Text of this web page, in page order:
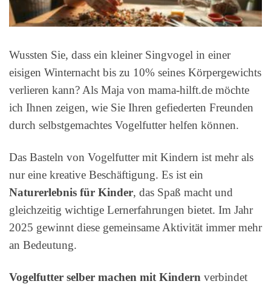
Wussten Sie, dass ein kleiner Singvogel in einer
eisigen Winternacht bis zu 10% seines Körpergewichts
verlieren kann? Als Maja von mama-hilft.de möchte
ich Ihnen zeigen, wie Sie Ihren gefiederten Freunden
durch selbstgemachtes Vogelfutter helfen können.
Das Basteln von Vogelfutter mit Kindern ist mehr als
nur eine kreative Beschäftigung. Es ist ein
Naturerlebnis für Kinder, das Spaß macht und
gleichzeitig wichtige Lernerfahrungen bietet. Im Jahr
2025 gewinnt diese gemeinsame Aktivität immer mehr
an Bedeutung.
Vogelfutter selber machen mit Kindern verbindet